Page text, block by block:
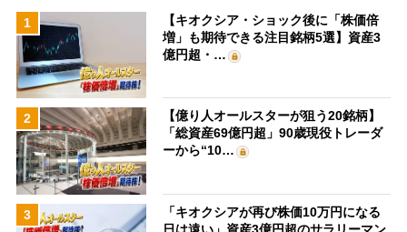
1
【キオクシア・ショック後に「株価倍
増」も期待できる注目銘柄5選】資産3
億円超・…
2
【億り人オールスターが狙う20銘柄】
「総資産69億円超」90歳現役トレーダ
ーから“10…
3
「キオクシアが再び株価10万円になる